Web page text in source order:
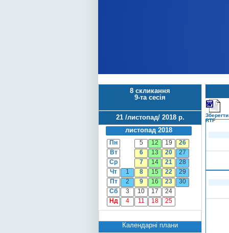
8 скликання
9-та сесія
21 /листопад/ 2018 р.
листопад 2018
Пн 5 12 19
26
Вт
6 13 20
27
Ср
7 14 21
28
Чт
1 8 15 22
29
Пт
2 9 16 23
30
Сб
3 10 17
24
Нд
4 11 18 25
Календарні плани
RTF